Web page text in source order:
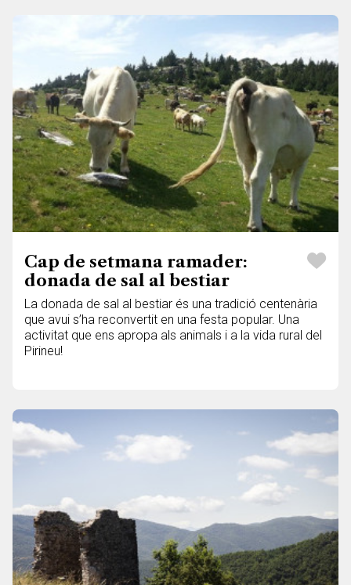
Cap de setmana ramader:
donada de sal al bestiar
La donada de sal al bestiar és una tradició centenària
que avui s’ha reconvertit en una festa popular. Una
activitat que ens apropa als animals i a la vida rural del
Pirineu!